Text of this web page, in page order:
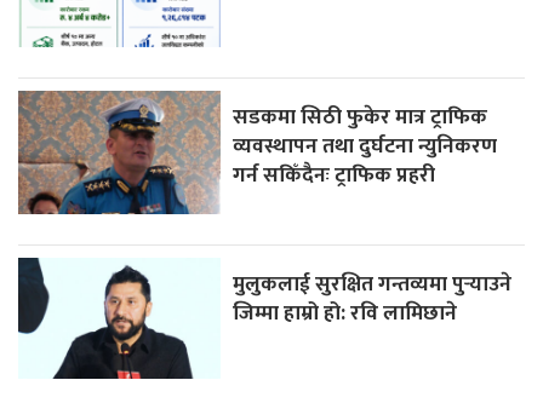
सडकमा सिठी फुकेर मात्र ट्राफिक
व्यवस्थापन तथा दुर्घटना न्युनिकरण
गर्न सकिँदैनः ट्राफिक प्रहरी
मुलुकलाई सुरक्षित गन्तव्यमा पुर्‍याउने
जिम्मा हाम्रो हो: रवि लामिछाने